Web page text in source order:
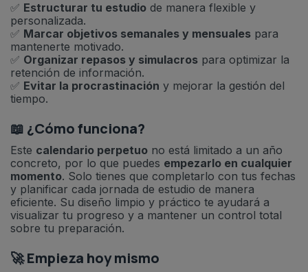
✅ Estructurar tu estudio de manera flexible y
personalizada.
✅ Marcar objetivos semanales y mensuales para
mantenerte motivado.
✅ Organizar repasos y simulacros para optimizar la
retención de información.
✅ Evitar la procrastinación y mejorar la gestión del
tiempo.
📖 ¿Cómo funciona?
Este calendario perpetuo no está limitado a un año
concreto, por lo que puedes empezarlo en cualquier
momento. Solo tienes que completarlo con tus fechas
y planificar cada jornada de estudio de manera
eficiente. Su diseño limpio y práctico te ayudará a
visualizar tu progreso y a mantener un control total
sobre tu preparación.
🚀 Empieza hoy mismo